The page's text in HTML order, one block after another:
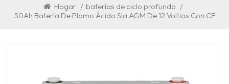
Hogar / baterías de ciclo profundo /
50Ah Batería De Plomo Ácido Sla AGM De 12 Voltios Con CE